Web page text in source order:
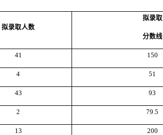
拟录取人数
拟录取
分数线
41 150
4 51
43 93
2 79.5
13 200